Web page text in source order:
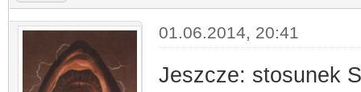
01.06.2014, 20:41
Jeszcze: stosunek